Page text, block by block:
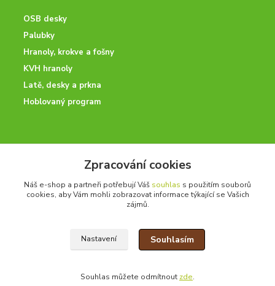
OSB desky
Palubky
Hranoly, krokve a fošny
KVH hranoly
Latě, desky a prkna
Hoblovaný program
Potřebujete poradit? Neváhejte nás kontaktovat.
+420 728 600 625
po - pá 7:00 - 15:00
Zpracování cookies
Náš e-shop a partneři potřebují Váš souhlas s použitím souborů
cookies, aby Vám mohli zobrazovat informace týkající se Vašich
zájmů.
Nastavení Souhlasím
Souhlas můžete odmítnout zde.